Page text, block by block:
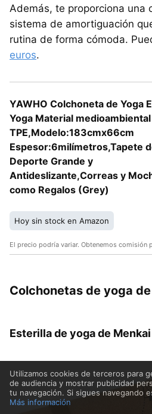
Además, te proporciona una
sistema de amortiguación
rutina de forma cómoda.
euros.
YAWHO Colchoneta de Yoga
Yoga Material medioambiental
TPE,Modelo:183cmx66cm
Espesor:6milímetros,Tapete
Deporte Grande y
Antideslizante,Correas y
como Regalos (Grey)
Hoy sin stock en Amazon
El precio podría variar. Obtenemos comisión
Colchonetas de yoga
Esterilla de yoga de Menkai
Utilizamos cookies de terceros para
de audiencia y mostrar publicidad
tu navegación. Si sigues navegando
Más información